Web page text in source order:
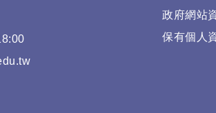
政府網站
保有個人